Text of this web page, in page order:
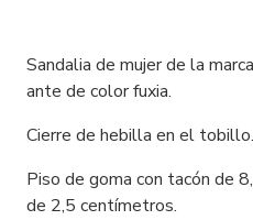
Sandalia de mujer de la
ante de color fuxia.
Cierre de hebilla en el tobillo.
Piso de goma con tacón de
de 2,5 centímetros.